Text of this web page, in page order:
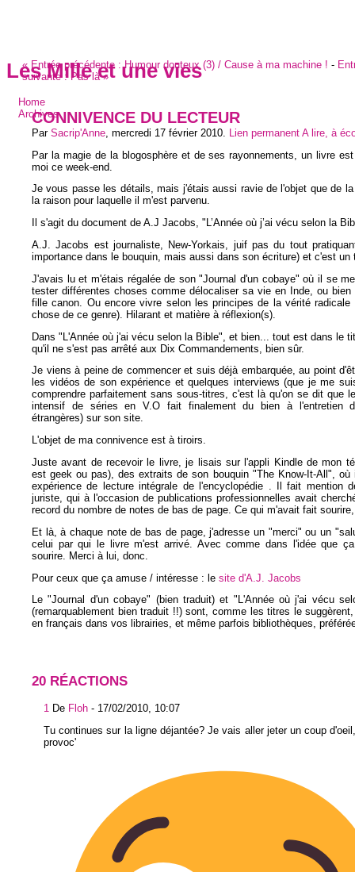
Les Mille et une vies
Home
Archives
« Entrée précédente :Humour douteux (3) / Cause à ma machine ! -
suivante :Pas là»
CONNIVENCE DU LECTEUR
Par Sacrip'Anne mercredi 17 février 2010 Lien permanent A lire, à
Par la magie de la blogosphère et de ses rayonnements, un livre
moi ce week-end.
Je vous passe les détails, mais j'étais aussi ravie de l'objet que de
la raison pour laquelle il m'est parvenu.
Il s'agit du document de A.J Jacobs, "L’Année où j’ai vécu selon la
A.J. Jacobs est journaliste, New-Yorkais, juif pas du tout
importance dans le bouquin, mais aussi dans son écriture) et c'est un
J'avais lu et m'étais régalée de son "Journal d'un cobaye" où il se
tester différentes choses comme délocaliser sa vie en Inde, ou bien
fille canon. Ou encore vivre selon les principes de la vérité radicale
chose de ce genre). Hilarant et matière à réflexion(s).
Dans "L'Année où j'ai vécu selon la Bible", et bien... tout est dans le
qu'il ne s'est pas arrêté aux Dix Commandements, bien sûr.
Je viens à peine de commencer et suis déjà embarquée, au point
les vidéos de son expérience et quelques interviews (que je me
comprendre parfaitement sans sous-titres, c'est là qu'on se dit que
intensif de séries en V.O fait finalement du bien à l'entretien
étrangères) sur son site.
L'objet de ma connivence est à tiroirs.
Juste avant de recevoir le livre, je lisais sur l'appli Kindle de mon
est geek ou pas), des extraits de son bouquin "The Know-It-All", où
expérience de lecture intégrale de l'encyclopédie . Il fait mention
juriste, qui à l'occasion de publications professionnelles avait
record du nombre de notes de bas de page. Ce qui m'avait fait
Et là, à chaque note de bas de page, j'adresse un "merci" ou un
celui par qui le livre m'est arrivé. Avec comme dans l'idée que
sourire. Merci à lui, donc.
Pour ceux que ça amuse / intéresse : le site d'A.J. Jacobs
Le "Journal d'un cobaye" (bien traduit) et "L'Année où j'ai vécu
(remarquablement bien traduit !!) sont, comme les titres le
en français dans vos librairies, et même parfois bibliothèques,
20 RÉACTIONS
1 De Floh - 17/02/2010, 10:07
Tu continues sur la ligne déjantée? Je vais aller jeter un coup
provoc'